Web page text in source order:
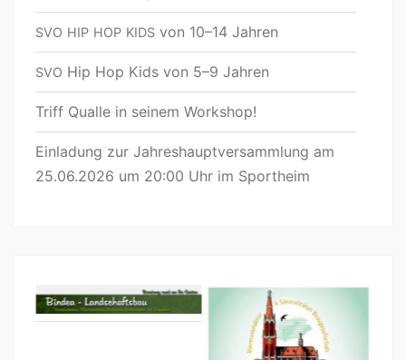
SVO HIP HOP KIDS von 10–14 Jahren
SVO Hip Hop Kids von 5–9 Jahren
Triff Qualle in seinem Workshop!
Einladung zur Jahreshauptversammlung am
25.06.2026 um 20:00 Uhr im Sportheim